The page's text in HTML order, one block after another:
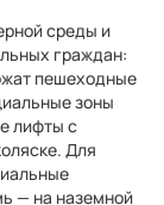
среды и
граждан:
пешеходные
зоны
лифты с
Для
— на наземной